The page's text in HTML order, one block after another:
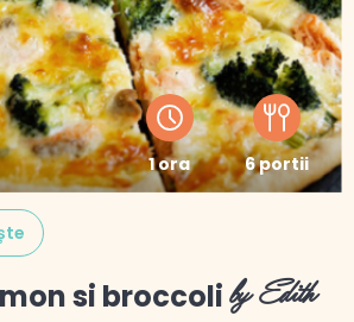
1 ora 6 portii
si broccoli by Edith